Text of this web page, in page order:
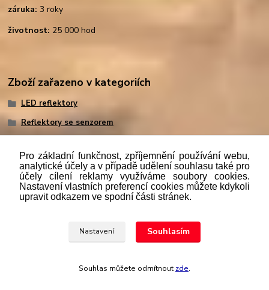
záruka: 3 roky
životnost: 25 000 hod
Zboží zařazeno v kategoriích
LED reflektory
Reflektory se senzorem
Podlezákona č. 112/mmmmm2016 Sb. o evidenci tržeb je
prodávající povinen vystavit kupujícímu účtenku. Zároveň je
případě technického výpadku pak nejpozději do 48 hodin.“
Upravit sběr cookies.
Pro základní funkčnost, zpříjemnění používání webu,
analytické účely a v případě udělení souhlasu také pro
účely cílení reklamy využíváme soubory cookies.
Nastavení vlastních preferencí cookies můžete kdykoli
upravit odkazem ve spodní části stránek.
Nastavení Souhlasím
Souhlas můžete odmítnout zde.